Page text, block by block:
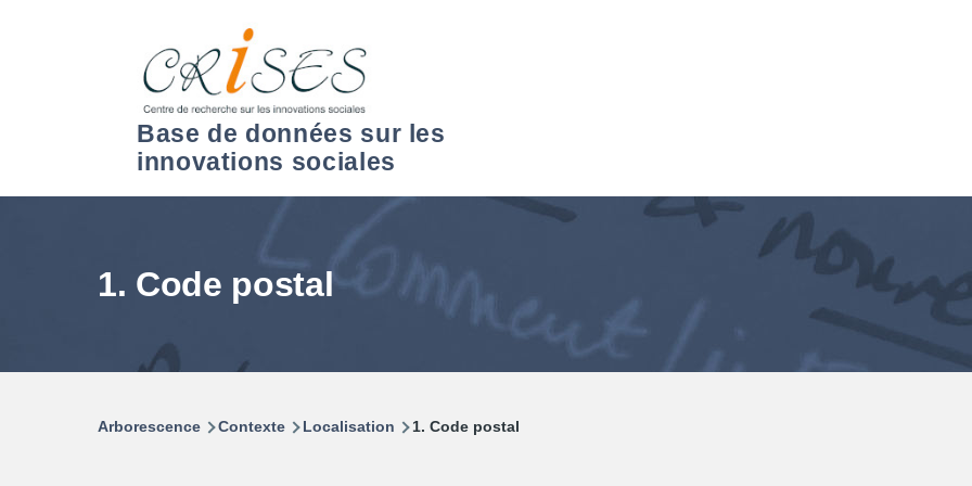
Base de données sur les
innovations sociales
1. Code postal
Arborescence Contexte Localisation 1. Code postal